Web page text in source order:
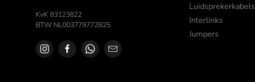
KvK 83123822
BTW NL003779772B25
Luidsprekerkabels
Interlinks
Jumpers